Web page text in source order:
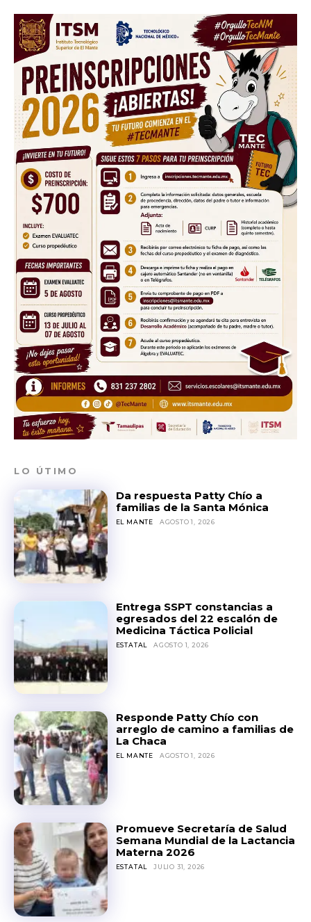
Facebook
Twitter
EmailWhatsApp
Copy
Link
GmailTelegram
Don't miss
out!
Sing up for our newsletter
to stay in the loop.
SUBSCRIBE
LO ÚTIMO
Da respuesta Patty Chío a
familias de la Santa Mónica
EL MANTE AGOSTO 1, 2026
Entrega SSPT constancias a
egresados del 22 escalón de
Medicina Táctica Policial
ESTATAL AGOSTO 1, 2026
Responde Patty Chío con
arreglo de camino a familias de
La Chaca
EL MANTE AGOSTO 1, 2026
Promueve Secretaría de Salud
Semana Mundial de la Lactancia
Materna 2026
ESTATAL JULIO 31, 2026